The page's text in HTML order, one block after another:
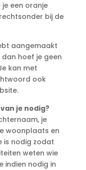
een oranje
bij de
aangemaakt
dan hoef je geen
kan met
ook
je nodig?
je
woonplaats en
is nodig zodat
weten wie
indien nodig in